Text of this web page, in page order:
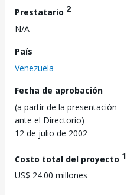
Prestatario 2
N/A
País
Venezuela
Fecha de aprobación
(a partir de la presentación
ante el Directorio)
12 de julio de 2002
Costo total del proyecto 1
US$ 24.00 millones